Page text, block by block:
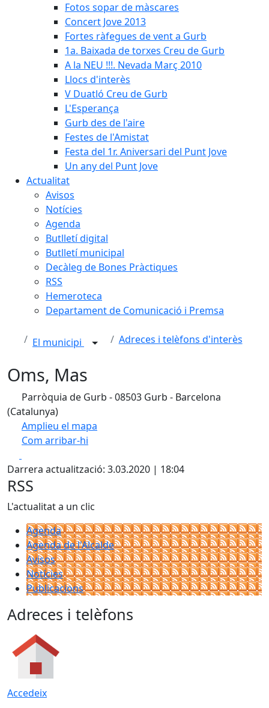
Fotos sopar de màscares
Concert Jove 2013
Fortes ràfegues de vent a Gurb
1a. Baixada de torxes Creu de Gurb
A la NEU !!!. Nevada Març 2010
Llocs d'interès
V Duatló Creu de Gurb
L'Esperança
Gurb des de l'aire
Festes de l'Amistat
Festa del 1r. Aniversari del Punt Jove
Un any del Punt Jove
Actualitat
Avisos
Notícies
Agenda
Butlletí digital
Butlletí municipal
Decàleg de Bones Pràctiques
RSS
Hemeroteca
Departament de Comunicació i Premsa
El municipi Adreces i telèfons d'interès
Oms, Mas
Parròquia de Gurb - 08503 Gurb - Barcelona
(Catalunya)
Amplieu el mapa
Com arribar-hi
+
−
Darrera actualització: 3.03.2020 | 18:04
RSS
L'actualitat a un clic
Agenda
Agenda de l'Alcalde
Avisos
Notícies
Publicacions
Adreces i telèfons
Accedeix